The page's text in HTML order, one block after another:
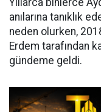
Yıllarca binlerce
anılarına tanıklık
neden olurken,
Erdem tarafından
gündeme geldi.